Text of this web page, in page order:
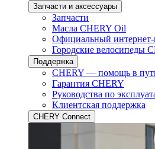
Запчасти и аксессуары
Запчасти
Масла CHERY Oil
Официальный интернет-
Городские велосипеды
Поддержка
CHERY — помощь в
Гарантия CHERY
Руководства по
Клиентская поддержка
CHERY Connect